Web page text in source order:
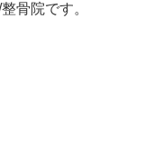
骨院です。